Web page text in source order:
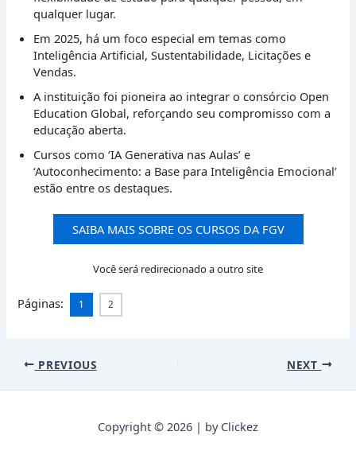
qualquer lugar.
Em 2025, há um foco especial em temas como
Inteligência Artificial, Sustentabilidade, Licitações e
Vendas.
A instituição foi pioneira ao integrar o consórcio Open
Education Global, reforçando seu compromisso com a
educação aberta.
Cursos como ‘IA Generativa nas Aulas’ e
‘Autoconhecimento: a Base para Inteligência Emocional’
estão entre os destaques.
SAIBA MAIS SOBRE OS CURSOS DA FGV
Você será redirecionado a outro site
Páginas: 1 2
Post
PREVIOUS NEXT
Copyright © 2026 | by Clickez